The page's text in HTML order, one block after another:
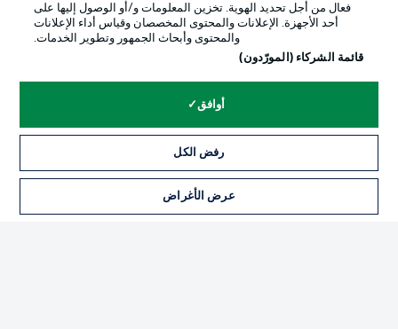
إدارة التفضيلات بيان الخصوصية
القنوات الناقلة
فعال من أجل تحديد الهوية. تخزين المعلومات و/أو الوصول إليها على
أحد الأجهزة. الإعلانات والمحتوى المخصصان وقياس أداء الإعلانات
والمحتوى وأبحاث الجمهور وتطوير الخدمات.
قائمة الشركاء (المورّدون)
أوافق
رفض الكل
عرض الأغراض